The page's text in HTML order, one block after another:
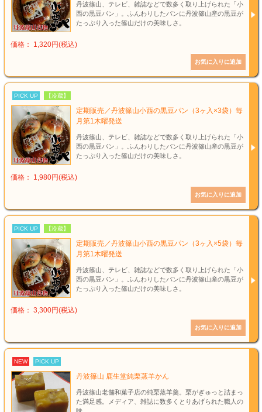
丹波篠山、テレビ、雑誌などで数多く取り上げられた「小
西の黒豆パン」。ふんわりしたパンに丹波篠山産の黒豆が
たっぷり入った篠山だけの美味しさ。
価格： 1,320円(税込)
PICK UP 【冷蔵】
定期販売／丹波篠山小西の黒豆パン（3ヶ入×3袋）毎
月第1木曜発送
丹波篠山、テレビ、雑誌などで数多く取り上げられた「小
西の黒豆パン」。ふんわりしたパンに丹波篠山産の黒豆が
たっぷり入った篠山だけの美味しさ。
価格： 1,980円(税込)
PICK UP 【冷蔵】
定期販売／丹波篠山小西の黒豆パン（3ヶ入×5袋）毎
月第1木曜発送
丹波篠山、テレビ、雑誌などで数多く取り上げられた「小
西の黒豆パン」。ふんわりしたパンに丹波篠山産の黒豆が
たっぷり入った篠山だけの美味しさ。
価格： 3,300円(税込)
NEW PICK UP
丹波篠山 鹿生堂純栗蒸羊かん
丹波篠山老舗和菓子店の純栗蒸羊羹。栗がぎゅっと詰まっ
た満足感。メディア、雑誌に数多くとりあげられた職人の